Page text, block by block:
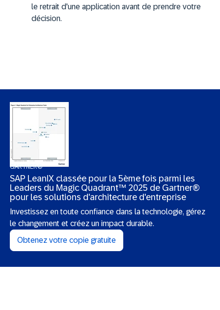
le retrait d'une application avant de prendre votre
décision.
GARTNER®
SAP LeanIX classée pour la 5ème fois parmi les
Leaders du Magic Quadrant™ 2025 de Gartner®
pour les solutions d'architecture d'entreprise
Investissez en toute confiance dans la technologie, gérez
le changement et créez un impact durable.
Obtenez votre copie gratuite